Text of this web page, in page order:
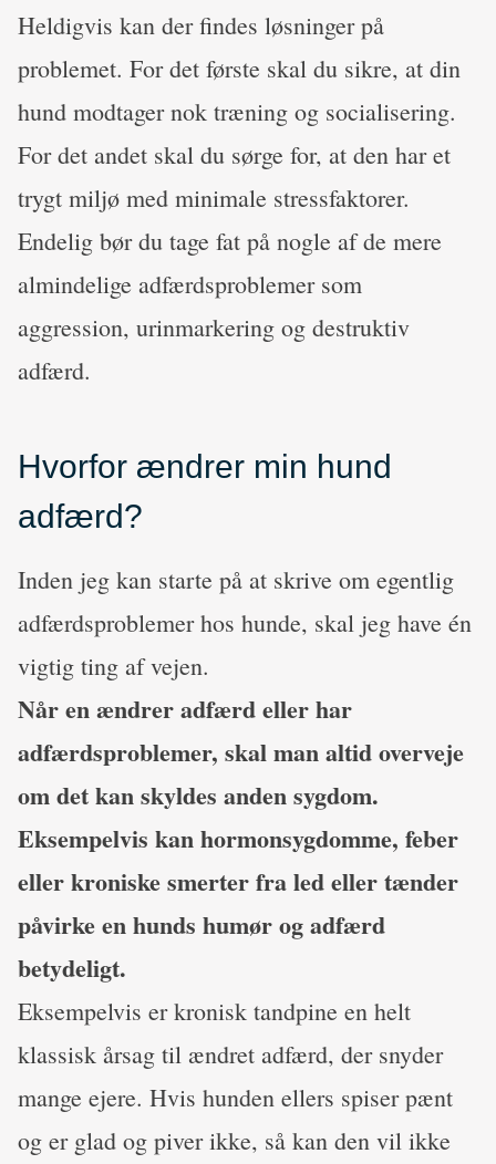
Heldigvis kan der findes løsninger på
problemet. For det første skal du sikre, at din
hund modtager nok træning og socialisering.
For det andet skal du sørge for, at den har et
trygt miljø med minimale stressfaktorer.
Endelig bør du tage fat på nogle af de mere
almindelige adfærdsproblemer som
aggression, urinmarkering og destruktiv
adfærd.
Hvorfor ændrer min hund
adfærd?
Inden jeg kan starte på at skrive om egentlig
adfærdsproblemer hos hunde, skal jeg have én
vigtig ting af vejen.
Når en ændrer adfærd eller har
adfærdsproblemer, skal man altid overveje
om det kan skyldes anden sygdom.
Eksempelvis kan hormonsygdomme, feber
eller kroniske smerter fra led eller tænder
påvirke en hunds humør og adfærd
betydeligt.
Eksempelvis er kronisk tandpine en helt
klassisk årsag til ændret adfærd, der snyder
mange ejere. Hvis hunden ellers spiser pænt
og er glad og piver ikke, så kan den vil ikke